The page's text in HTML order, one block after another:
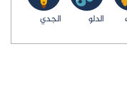
الدلو الجدي